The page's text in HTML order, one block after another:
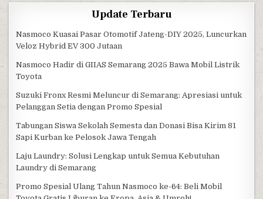
Update Terbaru
Nasmoco Kuasai Pasar Otomotif Jateng-DIY 2025, Luncurkan
Veloz Hybrid EV 300 Jutaan
Nasmoco Hadir di GIIAS Semarang 2025 Bawa Mobil Listrik
Toyota
Suzuki Fronx Resmi Meluncur di Semarang: Apresiasi untuk
Pelanggan Setia dengan Promo Spesial
Tabungan Siswa Sekolah Semesta dan Donasi Bisa Kirim 81
Sapi Kurban ke Pelosok Jawa Tengah
Laju Laundry: Solusi Lengkap untuk Semua Kebutuhan
Laundry di Semarang
Promo Spesial Ulang Tahun Nasmoco ke-64: Beli Mobil